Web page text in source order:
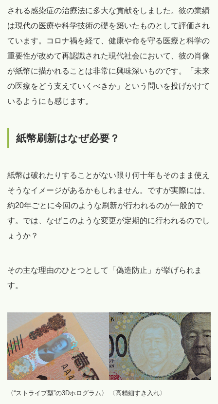
される感染症の治療法に多大な貢献をしました。彼の業績
は現代の医療や科学技術の礎を築いたものとして評価され
ています。コロナ禍を経て、健康や命を守る医療と科学の
重要性が改めて再認識された現代社会において、彼の肖像
が紙幣に描かれることは非常に興味深いものです。「未来
の医療をどう支えていくべきか」という問いを投げかけて
いるようにも感じます。
紙幣刷新はなぜ必要？
紙幣は破れたりすることがない限り何十年もそのまま使え
そうなイメージがあるかもしれません。ですが実際には、
約20年ごとに今回のような刷新が行われるのが一般的で
す。では、なぜこのような変更が定期的に行われるのでし
ょうか？
その主な理由のひとつとして「偽造防止」が挙げられま
す。
〈“ストライプ型”の3Dホログラム〉 〈高精細すき入れ〉